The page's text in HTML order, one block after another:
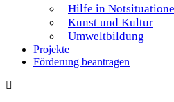
Hilfe in
Kunst und Kultur
Umweltbildung
Projekte
Förderung beantragen